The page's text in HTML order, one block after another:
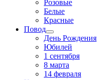
Розовые
Белые
Красные
Повод
День Рождения
Юбилей
1 сентября
8 марта
14 февраля